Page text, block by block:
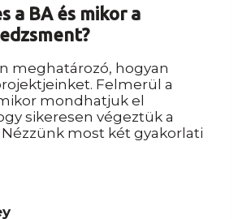
a BA és mikor a
meghatározó, hogyan
Felmerül a
mondhatjuk el
sikeresen végeztük a
most két gyakorlati